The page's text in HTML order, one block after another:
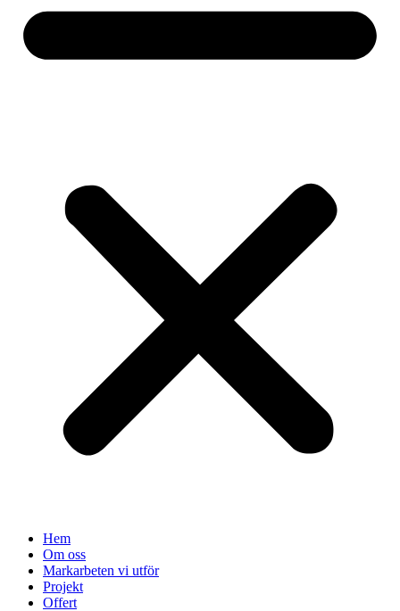
Hem
Om oss
Markarbeten vi utför
Projekt
Offert